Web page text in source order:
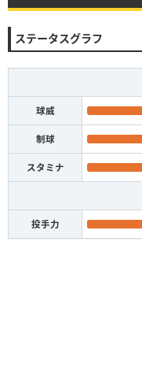
ステータスグラフ
球威
制球
スタミナ
投手力